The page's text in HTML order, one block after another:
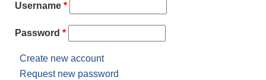
Username *
Password *
Create new account
Request new password